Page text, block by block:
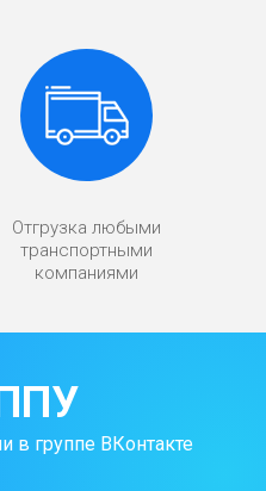
Отгрузка любыми
транспортными
компаниями
в группе ВКонтакте